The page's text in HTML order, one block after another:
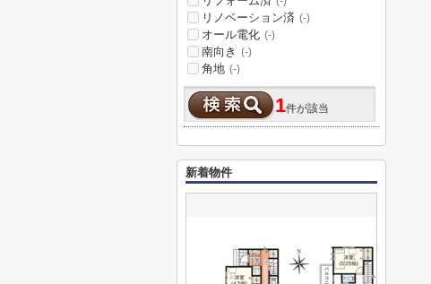
リノベーション済 (-)
オール電化 (-)
南向き (-)
角地 (-)
1件が該当
新着物件